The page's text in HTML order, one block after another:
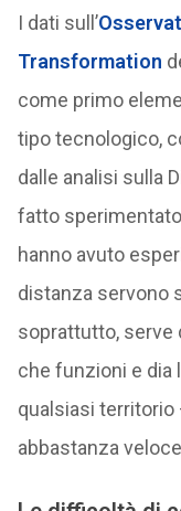
I dati sull’
Transformation
come primo
tipo tecnologico,
dalle analisi sulla
fatto
hanno avuto
distanza servono
soprattutto, serve
che funzioni e dia
qualsiasi
abbastanza